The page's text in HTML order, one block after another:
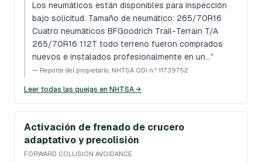
Los neumáticos están disponibles para inspección
bajo solicitud. Tamaño de neumático: 265/70R16
Cuatro neumáticos BFGoodrich Trail-Terrain T/A
265/70R16 112T todo terreno fueron comprados
nuevos e instalados profesionalmente en un…”
— Reporte del propietario, NHTSA ODI n.º 11739752
Leer todas las quejas en NHTSA →
Activación de frenado de crucero
adaptativo y precolisión
FORWARD COLLISION AVOIDANCE